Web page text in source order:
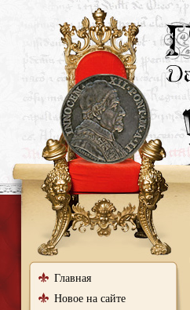
Главная
Новое на сайте